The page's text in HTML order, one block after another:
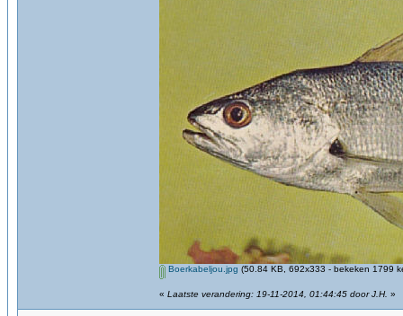
Boerkabeljou.jpg (50.84 KB, 692x333 - bekeken 1799
« Laatste verandering: 19-11-2014, 01:44:45 door J.H. »